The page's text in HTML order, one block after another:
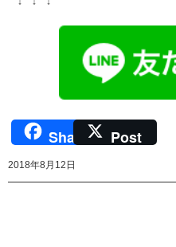
Share Post
2018年8月12日